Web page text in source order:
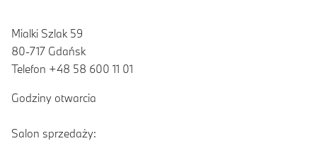
Mialki Szlak 59
80-717 Gdańsk
Telefon +48 58 600 11 01
Godziny otwarcia
Salon sprzedaży: